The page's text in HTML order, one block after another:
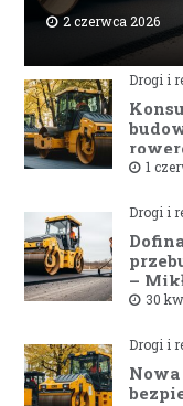
2 czerwca 2026
Drogi i
1
Drogi i
–
zł30
Drogi i